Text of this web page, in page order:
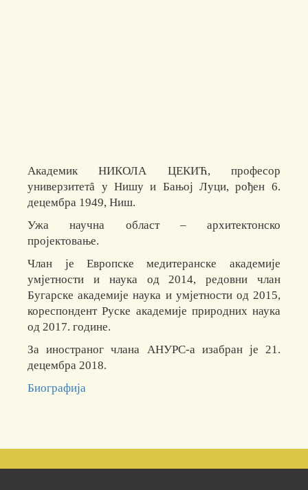
Академик НИКОЛА ЦЕКИЋ, професор
универзитетȃ у Нишу и Бањој Луци, рођен 6.
децембра 1949, Ниш.
Ужа научна област – архитектонско
пројектовање.
Члан је Европске медитеранске академије
умјетности и наука од 2014, редовни члан
Бугарске академије наука и умјетности од 2015,
кореспондент Руске академије природних наука
од 2017. године.
За иностраног члана АНУРС-а изабран је 21.
децембра 2018.
Биографија